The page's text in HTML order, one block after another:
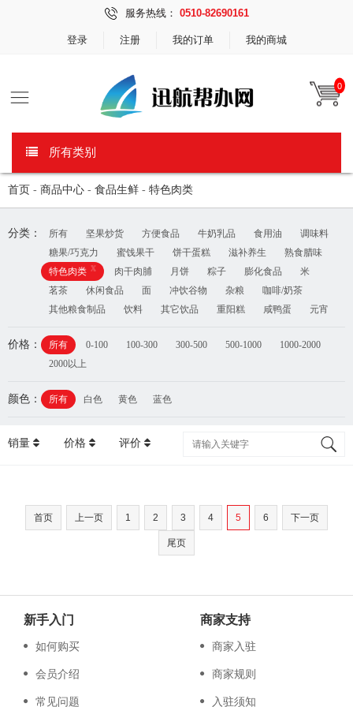
服务热线： 0510-82690161
登录 注册 我的订单 我的商城
0
所有类别
首页 - 商品中心 - 食品生鲜 - 特色肉类
分类： 所有 坚果炒货 方便食品 牛奶乳品 食用油
调味料
糖果/巧克力
蜜饯果干 饼干蛋糕 滋补养生
熟食腊味
特色肉类 x 肉干肉脯 月饼 粽子 膨化食品
米
茗茶
休闲食品 面 冲饮谷物 杂粮
咖啡/奶茶
其他粮食制品
饮料 其它饮品 重阳糕 咸鸭蛋 元宵
价格： 所有 0-100 100-300 300-500 500-1000
1000-2000
2000以上
颜色： 所有 白色 黄色 蓝色
销量 价格 评价
首页 上一页 1 2 3 4 5 6 下一页
尾页
新手入门
如何购买
会员介绍
常见问题
商家支持
商家入驻
商家规则
入驻须知